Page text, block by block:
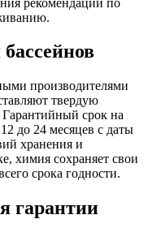
производителями
твердую
Гарантийный срок на
до 24 месяцев с даты
хранения и
химия сохраняет свои
срока годности.
гарантии